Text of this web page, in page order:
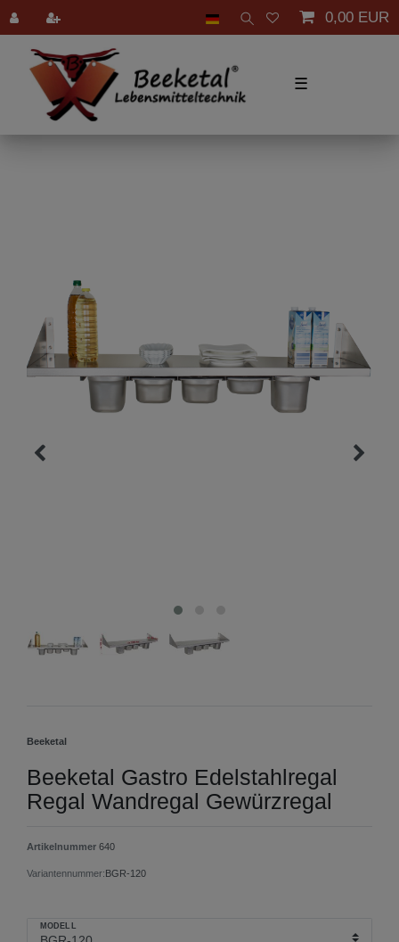
0,00 EUR
☰
Beeketal
Beeketal Gastro Edelstahlregal
Regal Wandregal Gewürzregal
Artikelnummer 640
Variantennummer:BGR-120
MODELL